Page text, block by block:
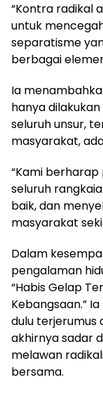
“Kontra radikal
untuk
separatisme
berbagai
Ia
hanya
seluruh unsur,
masyarakat,
“Kami
seluruh
baik, dan
masyarakat
Dalam
pengalaman
“Habis Gelap
Kebangsaan.”
dulu terjerumus
akhirnya sadar
melawan
bersama.